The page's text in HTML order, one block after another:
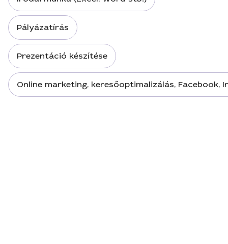
Pályázatírás
Prezentáció készítése
Online marketing, keresőoptimalizálás, Facebook,